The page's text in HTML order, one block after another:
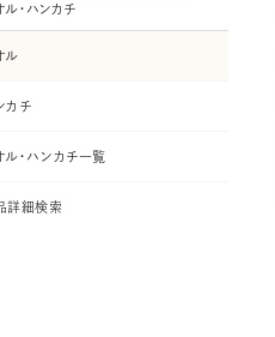
ル・ハンカチ
ル
カチ
ル・ハンカチ一覧
詳細検索